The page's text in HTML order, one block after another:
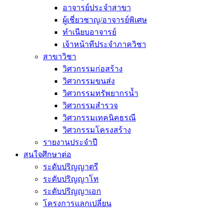
อาจารย์ประจำสาขา
ผู้เชี่ยวชาญ/อาจารย์พิเศษ
ทำเนียบอาจารย์
เจ้าหน้าทีประจำภาควิชา
สาขาวิชา
วิศวกรรมก่อสร้าง
วิศวกรรมขนส่ง
วิศวกรรมทรัพยากรน้ำ
วิศวกรรมสำรวจ
วิศวกรรมเทคนิคธรณี
วิศวกรรมโครงสร้าง
รายงานประจำปี
สนใจศึกษาต่อ
ระดับปริญญาตรี
ระดับปริญญาโท
ระดับปริญญาเอก
โครงการแลกเปลี่ยน